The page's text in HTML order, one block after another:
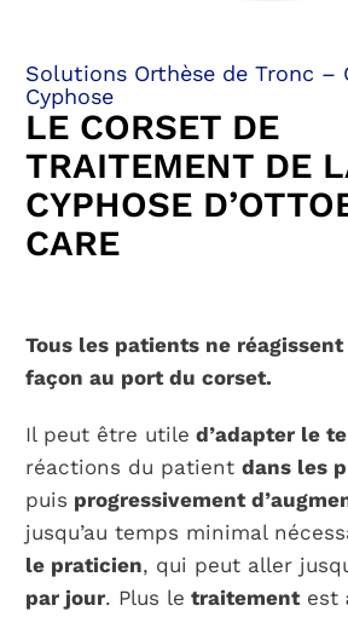
Solutions Orthèse de Tronc –
Cyphose
LE CORSET DE
TRAITEMENT DE
CYPHOSE
CARE
Tous les patients ne
façon au port du corset.
Il peut être utile d’adapter le
réactions du patient dans les
puis progressivement
jusqu’au temps minimal
le praticien, qui peut aller
par jour. Plus le traitementest